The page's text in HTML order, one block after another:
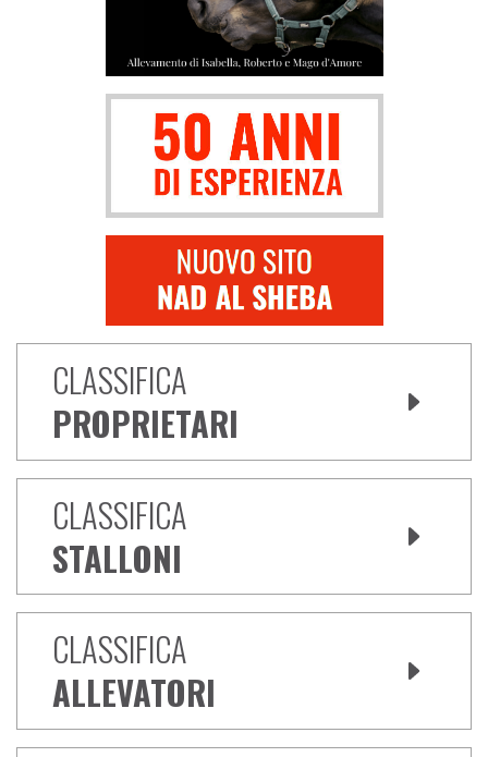
CLASSIFICA
PROPRIETARI
CLASSIFICA
STALLONI
CLASSIFICA
ALLEVATORI